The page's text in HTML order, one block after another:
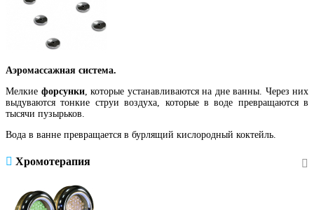
Аэромассажная система.
Мелкие форсунки, которые устанавливаются на дне ванны. Через них
выдуваются тонкие струи воздуха, которые в воде превращаются в
тысячи пузырьков.
Вода в ванне превращается в бурлящий кислородный коктейль.
Хромотерапия